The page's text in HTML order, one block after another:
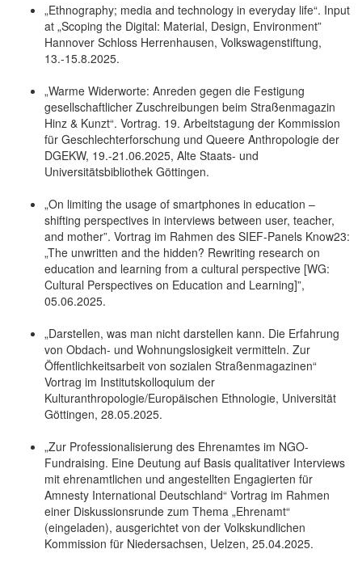
„Ethnography; media and technology in everyday life“. Input
at „Scoping the Digital: Material, Design, Environment”
Hannover Schloss Herrenhausen, Volkswagenstiftung,
13.-15.8.2025.
„Warme Widerworte: Anreden gegen die Festigung
gesellschaftlicher Zuschreibungen beim Straßenmagazin
Hinz & Kunzt“. Vortrag. 19. Arbeitstagung der Kommission
für Geschlechterforschung und Queere Anthropologie der
DGEKW, 19.-21.06.2025, Alte Staats- und
Universitätsbibliothek Göttingen.
„On limiting the usage of smartphones in education –
shifting perspectives in interviews between user, teacher,
and mother”. Vortrag im Rahmen des SIEF-Panels Know23:
„The unwritten and the hidden? Rewriting research on
education and learning from a cultural perspective [WG:
Cultural Perspectives on Education and Learning]”,
05.06.2025.
„Darstellen, was man nicht darstellen kann. Die Erfahrung
von Obdach- und Wohnungslosigkeit vermitteln. Zur
Öffentlichkeitsarbeit von sozialen Straßenmagazinen“
Vortrag im Institutskolloquium der
Kulturanthropologie/Europäischen Ethnologie, Universität
Göttingen, 28.05.2025.
„Zur Professionalisierung des Ehrenamtes im NGO-
Fundraising. Eine Deutung auf Basis qualitativer Interviews
mit ehrenamtlichen und angestellten Engagierten für
Amnesty International Deutschland“ Vortrag im Rahmen
einer Diskussionsrunde zum Thema „Ehrenamt“
(eingeladen), ausgerichtet von der Volkskundlichen
Kommission für Niedersachsen, Uelzen, 25.04.2025.